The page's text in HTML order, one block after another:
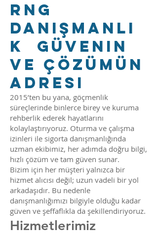
RNG
Danışmanlı
k Güvenin
ve Çözümün
Adresi
2015’ten bu yana, göçmenlik
süreçlerinde binlerce birey ve kuruma
rehberlik ederek hayatlarını
kolaylaştırıyoruz. Oturma ve çalışma
izinleri ile sigorta danışmanlığında
uzman ekibimiz, her adımda doğru bilgi,
hızlı çözüm ve tam güven sunar.
Bizim için her müşteri yalnızca bir
hizmet alıcısı değil; uzun vadeli bir yol
arkadaşıdır. Bu nedenle
danışmanlığımızı bilgiyle olduğu kadar
güven ve şeffaflıkla da şekillendiriyoruz.
Hizmetlerimiz